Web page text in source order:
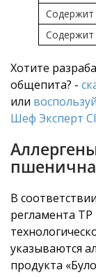
Содержит
Содержит
Хотите
общепита? -
или
Шеф Эксперт
В
регламента
указываются
продукта